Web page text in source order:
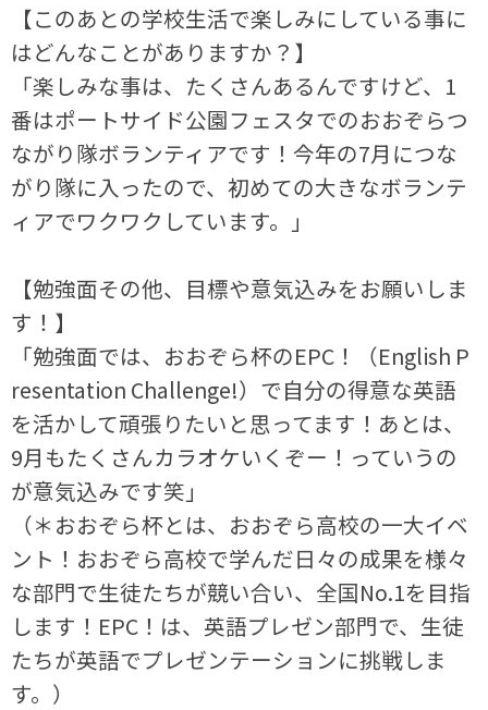
【このあとの学校生活で楽しみにしている事に
はどんなことがありますか？】
「楽しみな事は、たくさんあるんですけど、1
番はポートサイド公園フェスタでのおおぞらつ
ながり隊ボランティアです！今年の7月につな
がり隊に入ったので、初めての大きなボランテ
ィアでワクワクしています。」
【勉強面その他、目標や意気込みをお願いしま
す！】
「勉強面では、おおぞら杯のEPC！（English P
resentation Challenge!） で自分の得意な英語
を活かして頑張りたいと思ってます！あとは、
9月もたくさんカラオケいくぞー！っていうの
が意気込みです笑」
（＊おおぞら杯とは、おおぞら高校の一大イベ
ント！おおぞら高校で学んだ日々の成果を様々
な部門で生徒たちが競い合い、全国No.1を目指
します！EPC！は、英語プレゼン部門で、生徒
たちが英語でプレゼンテーションに挑戦しま
す。）